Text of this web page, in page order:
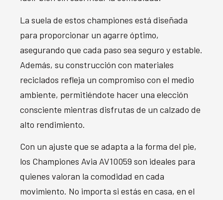
La suela de estos championes está diseñada
para proporcionar un agarre óptimo,
asegurando que cada paso sea seguro y estable.
Además, su construcción con materiales
reciclados refleja un compromiso con el medio
ambiente, permitiéndote hacer una elección
consciente mientras disfrutas de un calzado de
alto rendimiento.
Con un ajuste que se adapta a la forma del pie,
los Championes Avia AV10059 son ideales para
quienes valoran la comodidad en cada
movimiento. No importa si estás en casa, en el